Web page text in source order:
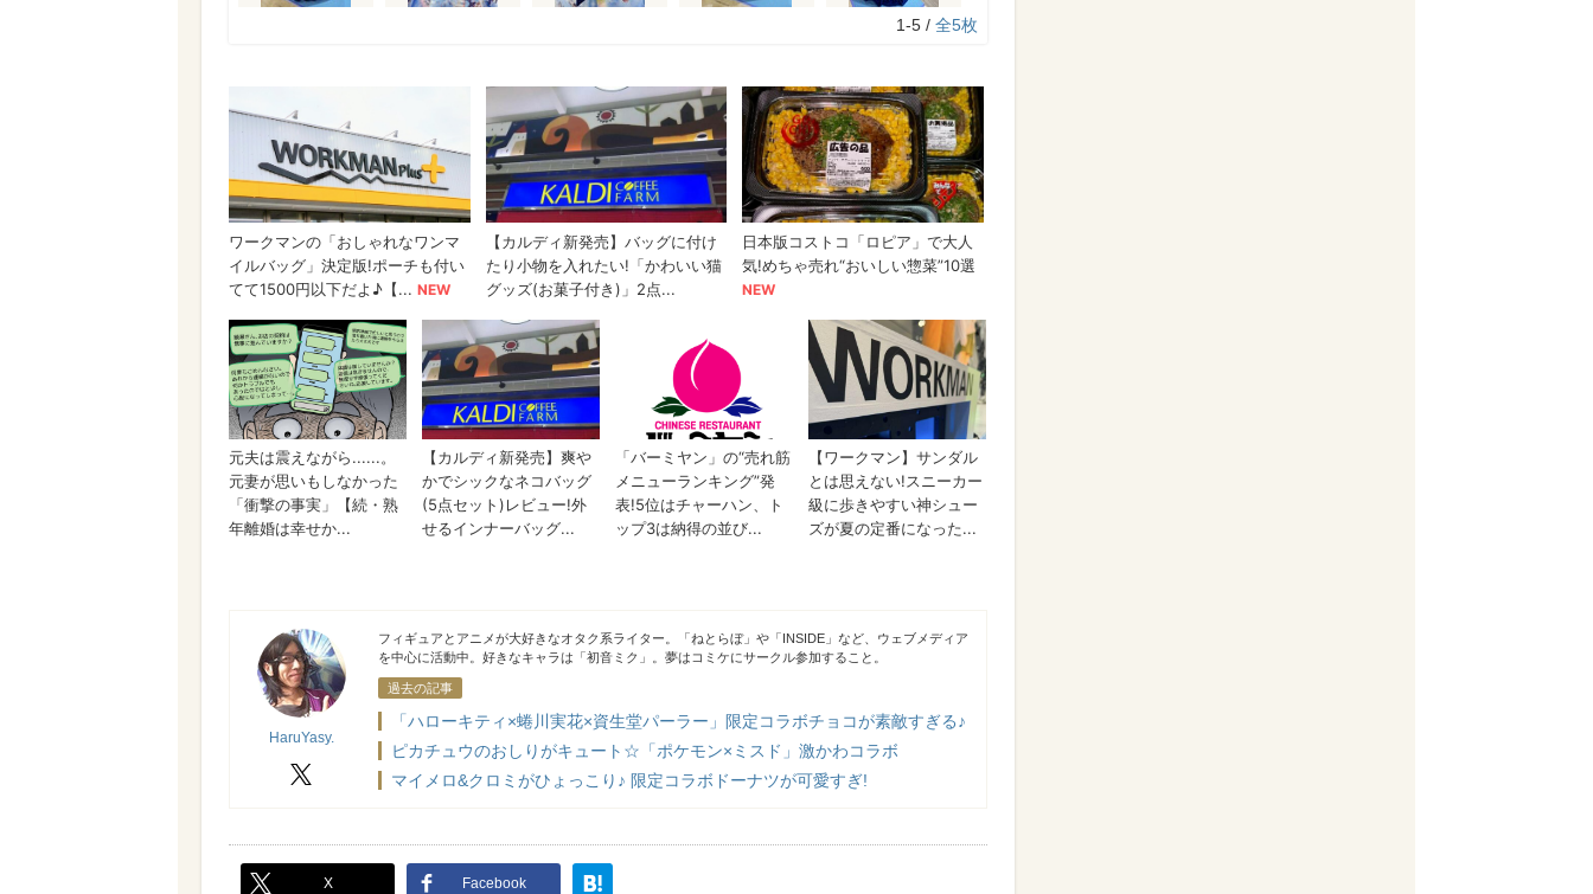
1-5 / 全5枚
HaruYasy.
HaruYasy.
フィギュアとアニメが大好きなオタク系ライター。「ねとらぼ」や「INSIDE」など、ウェブメディア
を中心に活動中。好きなキャラは「初音ミク」。夢はコミケにサークル参加すること。
過去の記事
「ハローキティ×蜷川実花×資生堂パーラー」限定コラボチョコが素敵すぎる♪
ピカチュウのおしりがキュート☆「ポケモン×ミスド」激かわコラボ
マイメロ&クロミがひょっこり♪ 限定コラボドーナツが可愛すぎ!
X Facebook